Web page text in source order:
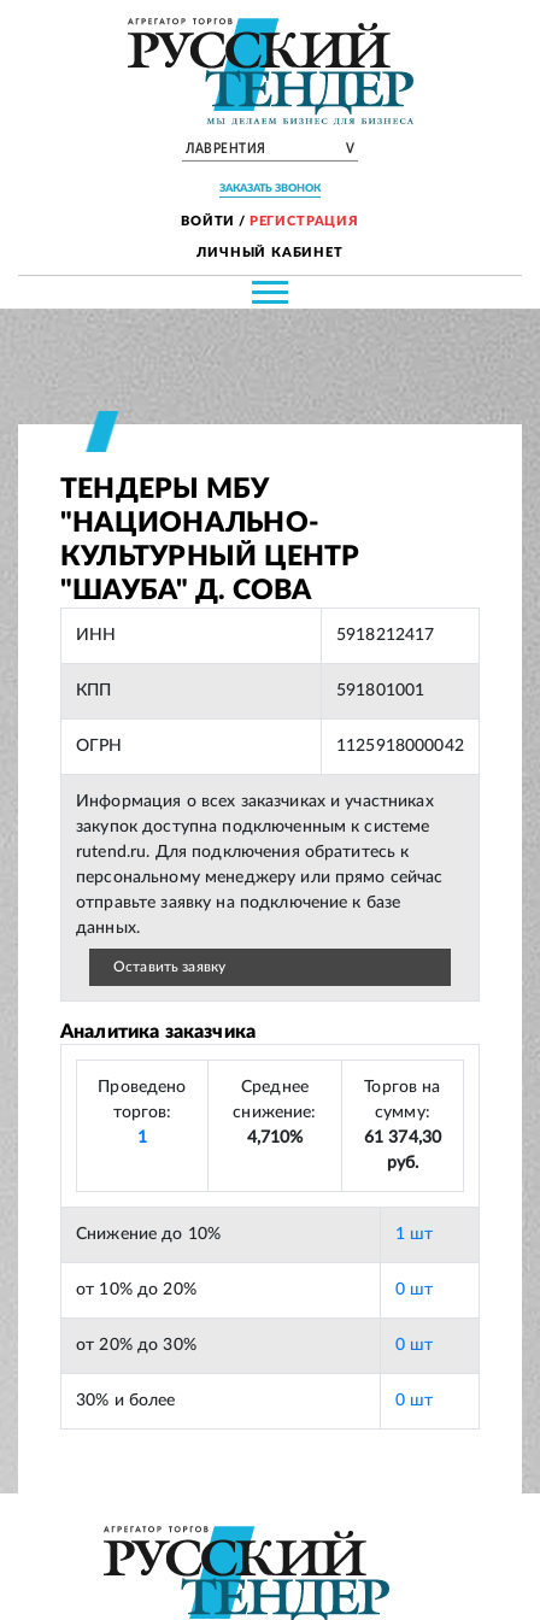
ЛАВРЕНТИЯ V
ЗАКАЗАТЬ ЗВОНОК
ВОЙТИ / РЕГИСТРАЦИЯ
ЛИЧНЫЙ КАБИНЕТ
ТЕНДЕРЫ МБУ
"НАЦИОНАЛЬНО-
КУЛЬТУРНЫЙ ЦЕНТР
"ШАУБА" Д. СОВА
ИНН 5918212417
КПП 591801001
ОГРН 1125918000042
Информация о всех заказчиках и участниках
закупок доступна подключенным к системе
rutend.ru. Для подключения обратитесь к
персональному менеджеру или прямо сейчас
отправьте заявку на подключение к базе
данных.
Оставить заявку
Аналитика заказчика
Проведено
торгов:
1
Среднее
снижение:
4,710%
Торгов на
сумму:
61 374,30
руб.
Снижение до 10% 1 шт
от 10% до 20% 0 шт
от 20% до 30% 0 шт
30% и более 0 шт